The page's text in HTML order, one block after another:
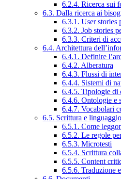
6.2.4. Ricerca sui
6.3. Dalla ricerca ai
6.3.1. User stories
6.3.2. Job stories
6.3.3. Criteri di
6.4. Architettura
6.4.1. Definire
6.4.2. Alberatura
6.4.3. Flussi di
6.4.4. Sistemi di
6.4.5. Tipologie di
6.4.6. Ontologie e
6.4.7. Vocabolari
6.5. Scrittura e linguaggio
6.5.1. Come
6.5.2. Le regole
6.5.3. Microtesti
6.5.4. Scrittura
6.5.5. Content
6.5.6. Traduzione